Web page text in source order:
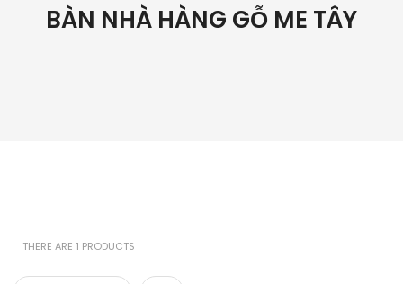
BÀN NHÀ HÀNG GỖ ME TÂY
THERE ARE 1 PRODUCTS